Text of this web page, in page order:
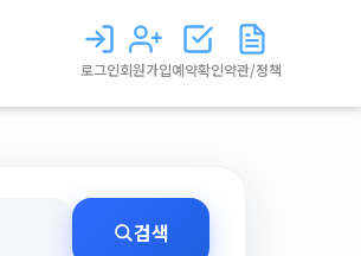
로그인회원가입예약확인약관/정책
검색